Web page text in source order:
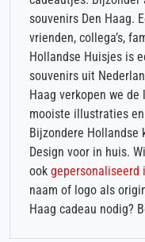
souvenirs Den Haag.
vrienden, collega’s,
Hollandse Huisjes is
souvenirs uit
Haag verkopen we de
mooiste illustraties
Bijzondere Hollandse
Design voor in huis.
ook gepersonaliseerd
naam of logo als
Haag cadeau nodig?